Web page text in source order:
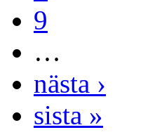
9
…
nästa ›
sista »